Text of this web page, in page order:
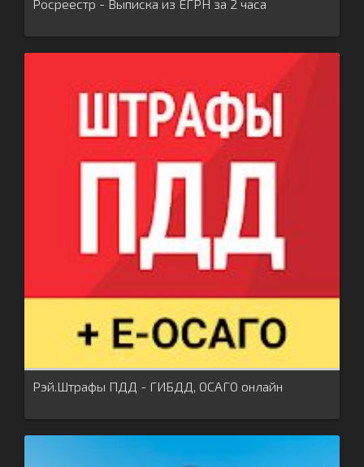
Росреестр - Выписка из ЕГРН за 2 часа
Рэй.Штрафы ПДД - ГИБДД, ОСАГО онлайн